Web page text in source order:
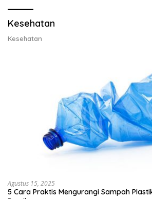
Kesehatan
Kesehatan
Agustus 15, 2025
5 Cara Praktis Mengurangi Sampah